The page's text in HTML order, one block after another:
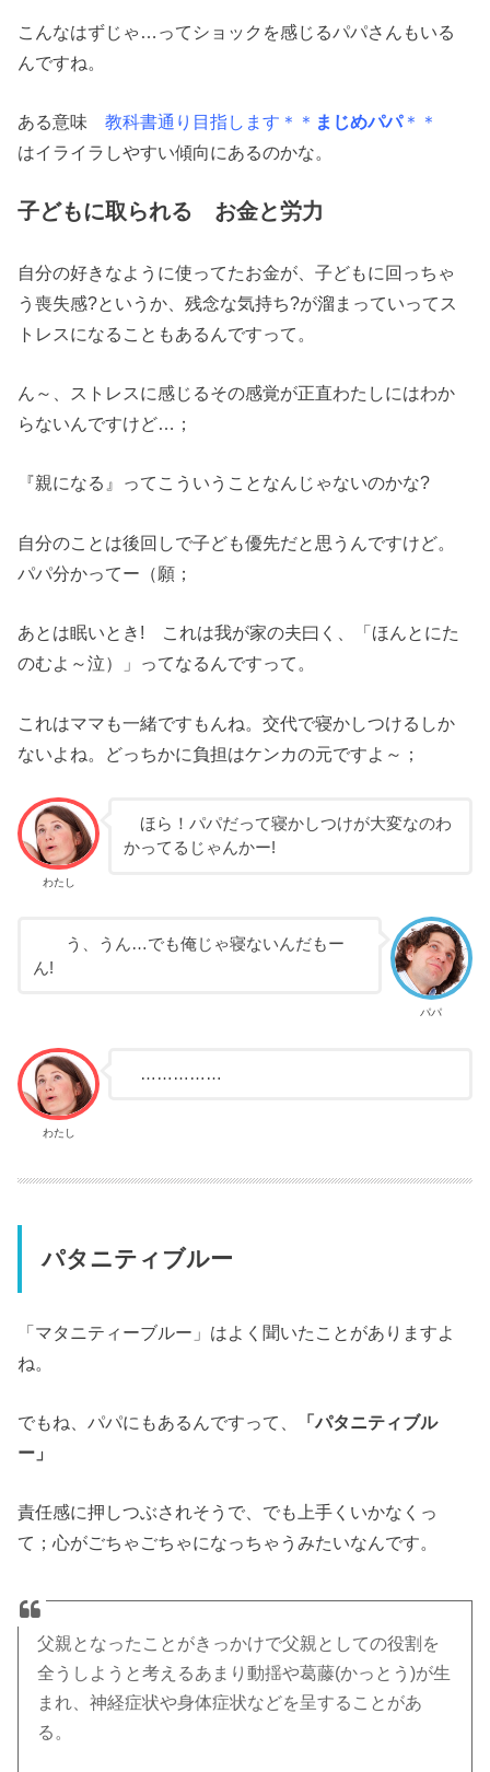
こんなはずじゃ…ってショックを感じるパパさんもいる
んですね。
ある意味教科書通り目指します＊＊ まじめパパ＊＊
はイライラしやすい傾向にあるのかな。
子どもに取られる お金と労力
自分の好きなように使ってたお金が、子どもに回っちゃ
う喪失感?というか、残念な気持ち?が溜まっていってス
トレスになることもあるんですって。
ん～、ストレスに感じるその感覚が正直わたしにはわか
らないんですけど…；
『親になる』ってこういうことなんじゃないのかな?
自分のことは後回しで子ども優先だと思うんですけど。
パパ分かってー（願；
あとは眠いとき! これは我が家の夫曰く、「ほんとにた
のむよ～泣）」ってなるんですって。
これはママも一緒ですもんね。交代で寝かしつけるしか
ないよね。どっちかに負担はケンカの元ですよ～；
わたし
ほら！パパだって寝かしつけが大変なのわ
かってるじゃんかー!
パパ
う、うん…でも俺じゃ寝ないんだもー
ん!
わたし
……………
パタニティブルー
「マタニティーブルー」はよく聞いたことがありますよ
ね。
でもね、パパにもあるんですって、
「パタニティブル
ー」
責任感に押しつぶされそうで、でも上手くいかなくっ
て；心がごちゃごちゃになっちゃうみたいなんです。
父親となったことがきっかけで父親としての役割を
全うしようと考えるあまり動揺や葛藤(かっとう)が生
まれ、神経症状や身体症状などを呈することがあ
る。